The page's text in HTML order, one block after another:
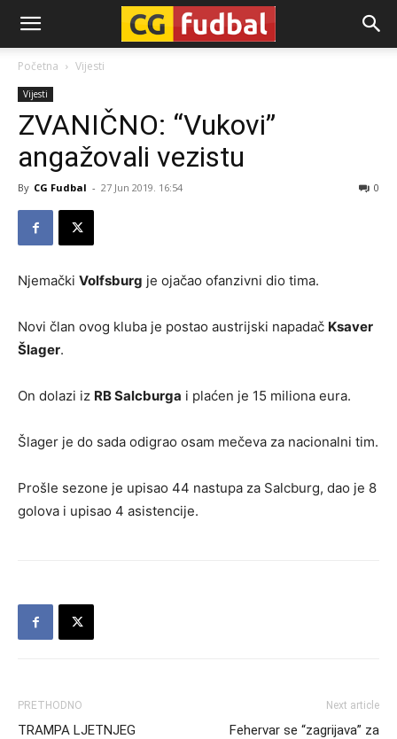
CG-
Fudbal
Početna Vijesti
Vijesti
ZVANIČNO: “Vukovi”
angažovali vezistu
By CG Fudbal - 27 Jun 2019. 16:54 0
Njemački Volfsburg je ojačao ofanzivni dio tima.
Novi član ovog kluba je postao austrijski napadač Ksaver
Šlager.
On dolazi iz RB Salcburga i plaćen je 15 miliona eura.
Šlager je do sada odigrao osam mečeva za nacionalni tim.
Prošle sezone je upisao 44 nastupa za Salcburg, dao je 8
golova i upisao 4 asistencije.
PRETHODNO
TRAMPA LJETNJEG
Next article
Fehervar se “zagrijava” za